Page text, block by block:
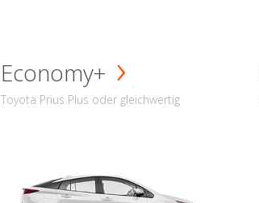
Economy+
Toyota Prius Plus oder gleichwertig